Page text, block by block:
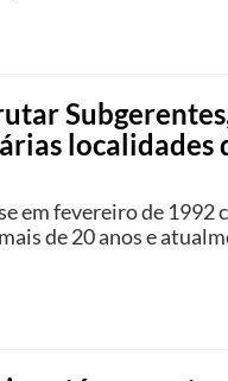
localidades
em fevereiro de 1992
de 20 anos e